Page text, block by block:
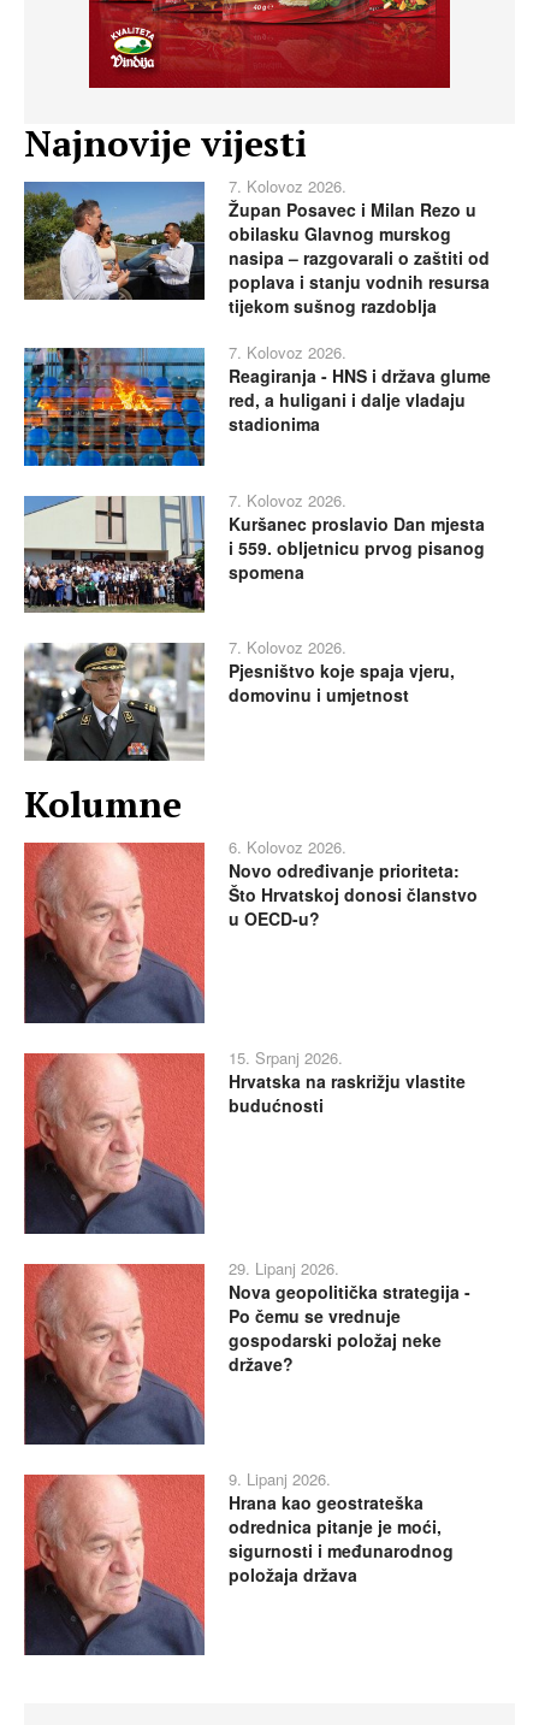
Najnovije vijesti
7. Kolovoz 2026.
Župan Posavec i Milan Rezo u
obilasku Glavnog murskog
nasipa – razgovarali o zaštiti od
poplava i stanju vodnih resursa
tijekom sušnog razdoblja
7. Kolovoz 2026.
Reagiranja - HNS i država glume
red, a huligani i dalje vladaju
stadionima
7. Kolovoz 2026.
Kuršanec proslavio Dan mjesta
i 559. obljetnicu prvog pisanog
spomena
7. Kolovoz 2026.
Pjesništvo koje spaja vjeru,
domovinu i umjetnost
Kolumne
6. Kolovoz 2026.
Novo određivanje prioriteta:
Što Hrvatskoj donosi članstvo
u OECD-u?
15. Srpanj 2026.
Hrvatska na raskrižju vlastite
budućnosti
29. Lipanj 2026.
Nova geopolitička strategija -
Po čemu se vrednuje
gospodarski položaj neke
države?
9. Lipanj 2026.
Hrana kao geostrateška
odrednica pitanje je moći,
sigurnosti i međunarodnog
položaja država